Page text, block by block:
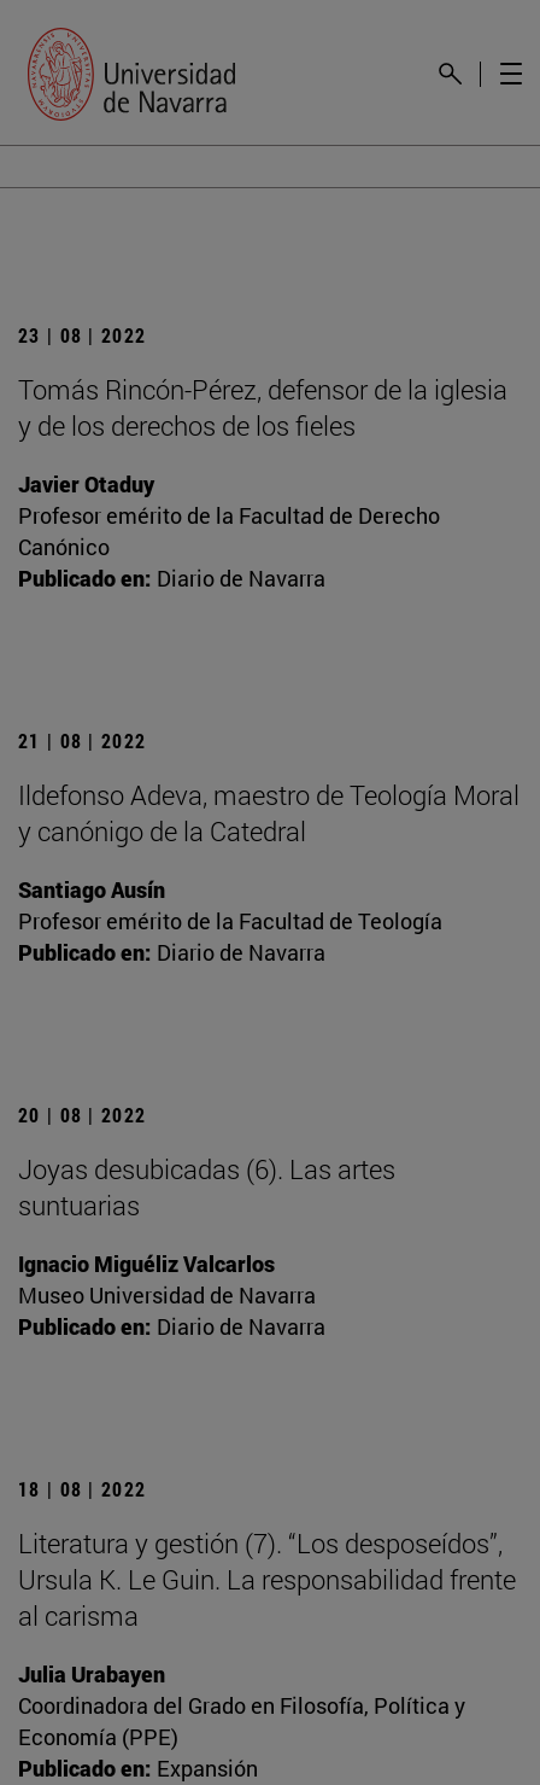
23 | 08 | 2022
Tomás Rincón-Pérez, defensor de la iglesia
y de los derechos de los fieles
Javier Otaduy
Profesor emérito de la Facultad de Derecho
Canónico
Publicado en: Diario de Navarra
21 | 08 | 2022
Ildefonso Adeva, maestro de Teología Moral
y canónigo de la Catedral
Santiago Ausín
Profesor emérito de la Facultad de Teología
Publicado en: Diario de Navarra
20 | 08 | 2022
Joyas desubicadas (6). Las artes
suntuarias
Ignacio Miguéliz Valcarlos
Museo Universidad de Navarra
Publicado en: Diario de Navarra
18 | 08 | 2022
Literatura y gestión (7). “Los desposeídos”,
Ursula K. Le Guin. La responsabilidad frente
al carisma
Julia Urabayen
Coordinadora del Grado en Filosofía, Política y
Economía (PPE)
Publicado en: Expansión